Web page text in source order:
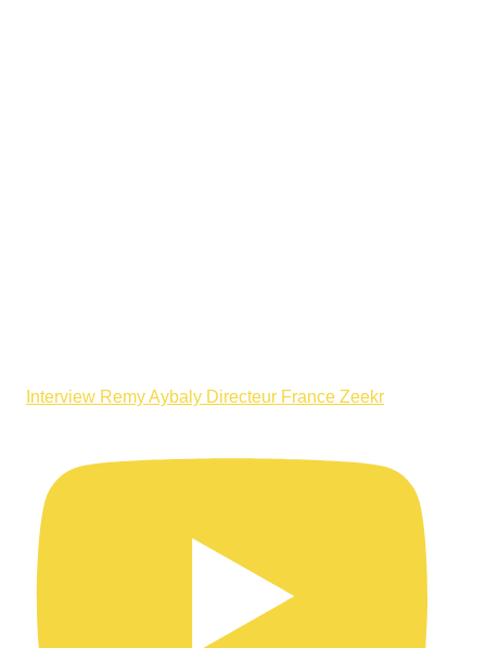
Interview Remy Aybaly Directeur France Zeekr